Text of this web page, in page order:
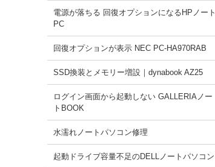
電源が落ちる 回復オプションになるHPノート
PC
回復オプションが表示 NEC PC-HA970RAB
SSD換装とメモリー増設｜dynabook AZ25
ログイン画面から起動しない GALLERIAノー
トBOOK
水濡れノートパソコン修理
起動ドライブ容量不足のDELLノートパソコン